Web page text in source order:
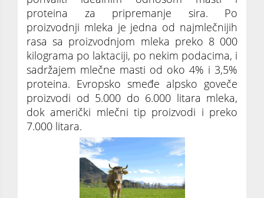
proteina za pripremanje sira. Po
proizvodnji mleka je jedna od najmlečnijih
rasa sa proizvodnjom mleka preko 8 000
kilograma po laktaciji, po nekim podacima, i
sadržajem mlečne masti od oko 4% i 3,5%
proteina. Evropsko smeđe alpsko goveče
proizvodi od 5.000 do 6.000 litara mleka,
dok američki mlečni tip proizvodi i preko
7.000 litara.